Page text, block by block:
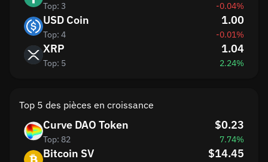
Top: 3 -0.04%
USD Coin
Top: 4
1.00
-0.01%
XRP
Top: 5
1.04
2.24%
Top 5 des pièces en croissance
Curve DAO Token
Top: 82
$0.23
7.74%
Bitcoin SV $14.45